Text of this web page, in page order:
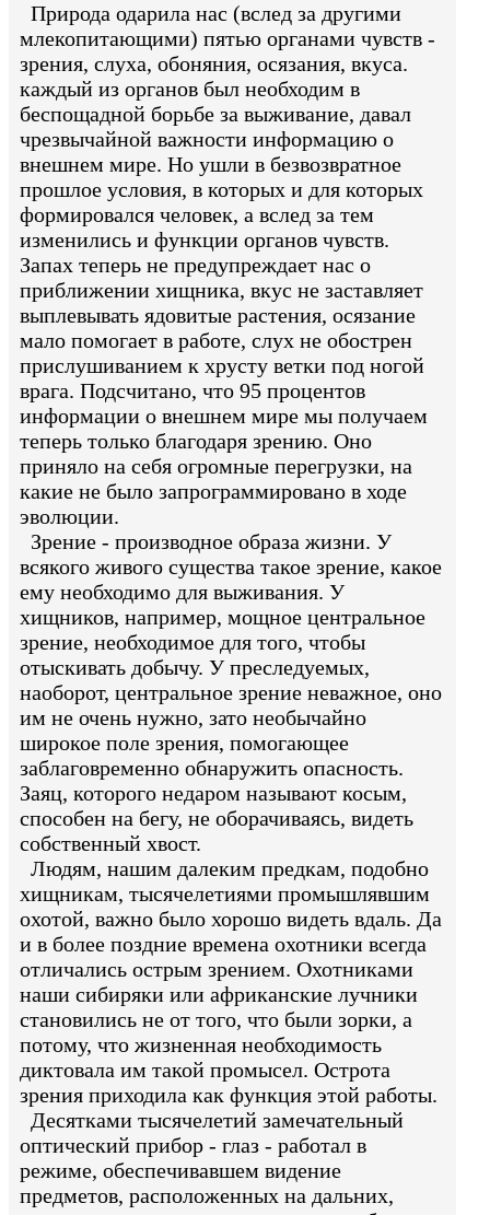
Природа одарила нас (вслед за другими
млекопитающими) пятью органами чувств -
зрения, слуха, обоняния, осязания, вкуса.
каждый из органов был необходим в
беспощадной борьбе за выживание, давал
чрезвычайной важности информацию о
внешнем мире. Но ушли в безвозвратное
прошлое условия, в которых и для которых
формировался человек, а вслед за тем
изменились и функции органов чувств.
Запах теперь не предупреждает нас о
приближении хищника, вкус не заставляет
выплевывать ядовитые растения, осязание
мало помогает в работе, слух не обострен
прислушиванием к хрусту ветки под ногой
врага. Подсчитано, что 95 процентов
информации о внешнем мире мы получаем
теперь только благодаря зрению. Оно
приняло на себя огромные перегрузки, на
какие не было запрограммировано в ходе
эволюции.
Зрение - производное образа жизни. У
всякого живого существа такое зрение, какое
ему необходимо для выживания. У
хищников, например, мощное центральное
зрение, необходимое для того, чтобы
отыскивать добычу. У преследуемых,
наоборот, центральное зрение неважное, оно
им не очень нужно, зато необычайно
широкое поле зрения, помогающее
заблаговременно обнаружить опасность.
Заяц, которого недаром называют косым,
способен на бегу, не оборачиваясь, видеть
собственный хвост.
Людям, нашим далеким предкам, подобно
хищникам, тысячелетиями промышлявшим
охотой, важно было хорошо видеть вдаль. Да
и в более поздние времена охотники всегда
отличались острым зрением. Охотниками
наши сибиряки или африканские лучники
становились не от того, что были зорки, а
потому, что жизненная необходимость
диктовала им такой промысел. Острота
зрения приходила как функция этой работы.
Десятками тысячелетий замечательный
оптический прибор - глаз - работал в
режиме, обеспечивавшем видение
предметов, расположенных на дальних,